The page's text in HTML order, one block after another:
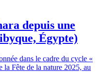
depuis une
Égypte)
dans le cadre du cycle «
la Fête de la nature 2025, au